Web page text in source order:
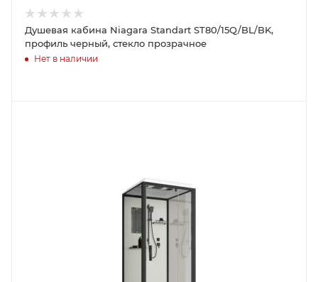
Душевая кабина Niagara Standart ST80/15Q/BL/BK,
профиль черный, стекло прозрачное
Нет в наличии